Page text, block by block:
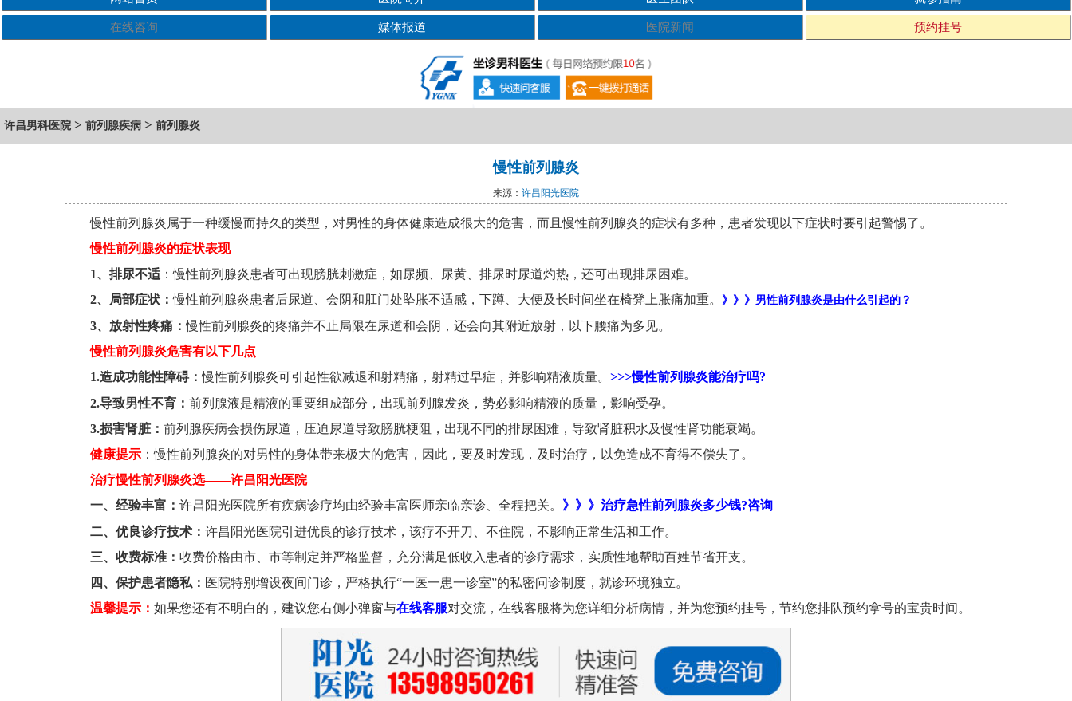
在线咨询 媒体报道 医院新闻 预约挂号
许昌男科医院 > 前列腺疾病 > 前列腺炎
慢性前列腺炎
来源： 许昌阳光医院
慢性前列腺炎属于一种缓慢而持久的类型，对男性的身体健康造成很大的危害，而且慢性前列腺炎的症状有多种，患者发现以下症状时要引起警惕了。
慢性前列腺炎的症状表现
1、排尿不适：慢性前列腺炎患者可出现膀胱刺激症，如尿频、尿黄、排尿时尿道灼热，还可出现排尿困难。
2、局部症状：慢性前列腺炎患者后尿道、会阴和肛门处坠胀不适感，下蹲、大便及长时间坐在椅凳上胀痛加重。 》》》男性前列腺炎是由什么引起的？
3、放射性疼痛：慢性前列腺炎的疼痛并不止局限在尿道和会阴，还会向其附近放射，以下腰痛为多见。
慢性前列腺炎危害有以下几点
1.造成功能性障碍：慢性前列腺炎可引起性欲减退和射精痛，射精过早症，并影响精液质量。 >>>慢性前列腺炎能治疗吗?
2.导致男性不育： 前列腺液是精液的重要组成部分，出现前列腺发炎，势必影响精液的质量，影响受孕。
3.损害肾脏： 前列腺疾病会损伤尿道，压迫尿道导致膀胱梗阻，出现不同的排尿困难，导致肾脏积水及慢性肾功能衰竭。
健康提示：慢性前列腺炎的对男性的身体带来极大的危害，因此，要及时发现，及时治疗，以免造成不育得不偿失了。
治疗慢性前列腺炎选——许昌阳光医院
一、经验丰富： 许昌阳光医院所有疾病诊疗均由经验丰富医师亲临亲诊、全程把关。 》》》治疗急性前列腺炎多少钱?咨询
二、优良诊疗技术： 许昌阳光医院引进优良的诊疗技术，该疗不开刀、不住院，不影响正常生活和工作。
三、收费标准： 收费价格由市、市等制定并严格监督，充分满足低收入患者的诊疗需求，实质性地帮助百姓节省开支。
四、保护患者隐私： 医院特别增设夜间门诊，严格执行“一医一患一诊室”的私密问诊制度，就诊环境独立。
温馨提示： 如果您还有不明白的，建议您右侧小弹窗与在线客服对交流，在线客服将为您详细分析病情，并为您预约挂号，节约您排队预约拿号的宝贵时间。